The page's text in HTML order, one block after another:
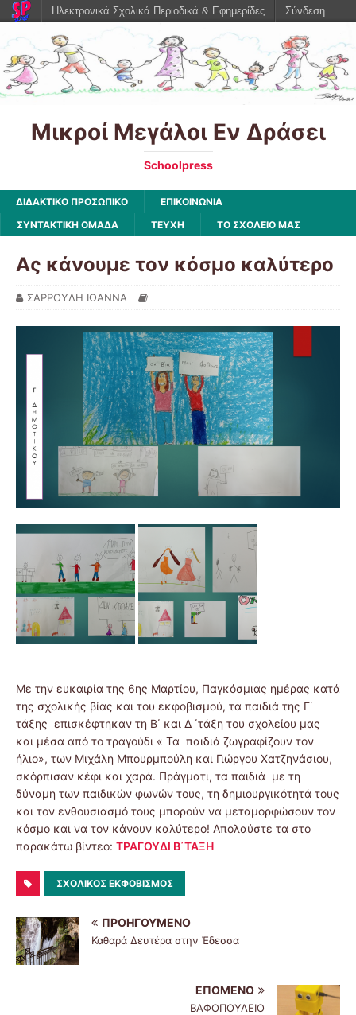
Μικροί Μεγάλοι Εν Δράσει
Schoolpress
ΔΙΔΑΚΤΙΚΟ ΠΡΟΣΩΠΙΚΟ
ΕΠΙΚΟΙΝΩΝΙΑ
ΣΥΝΤΑΚΤΙΚΗ ΟΜΑΔΑ
ΤΕΥΧΗ ΤΟ ΣΧΟΛΕΙΟ ΜΑΣ
Ας κάνουμε τον κόσμο καλύτερο
ΣΑΡΡΟΥΔΗ ΙΩΑΝΝΑ
Με την ευκαιρία της 6ης Μαρτίου, Παγκόσμιας ημέρας κατά
της σχολικής βίας και του εκφοβισμού, τα παιδιά της Γ΄
τάξης επισκέφτηκαν τη Β΄ και Δ ΄τάξη του σχολείου μας
και μέσα από το τραγούδι « Τα παιδιά ζωγραφίζουν τον
ήλιο», των Μιχάλη Μπουρμπούλη και Γιώργου Χατζηνάσιου,
σκόρπισαν κέφι και χαρά. Πράγματι, τα παιδιά με τη
δύναμη των παιδικών φωνών τους, τη δημιουργικότητά τους
και τον ενθουσιασμό τους μπορούν να μεταμορφώσουν τον
κόσμο και να τον κάνουν καλύτερο! Απολαύστε τα στο
παρακάτω βίντεο: ΤΡΑΓΟΥΔΙ Β΄ΤΑΞΗ
ΣΧΟΛΙΚΌΣ ΕΚΦΟΒΙΣΜΌΣ
ΠΡΟΗΓΟΎΜΕΝΟ
Καθαρά Δευτέρα στην Έδεσσα
ΕΠΌΜΕΝΟ
ΒΑΦΟΠΟΥΛΕΙΟ
Ηλεκτρονικά Σχολικά Περιοδικά & Εφημερίδες Σύνδεση